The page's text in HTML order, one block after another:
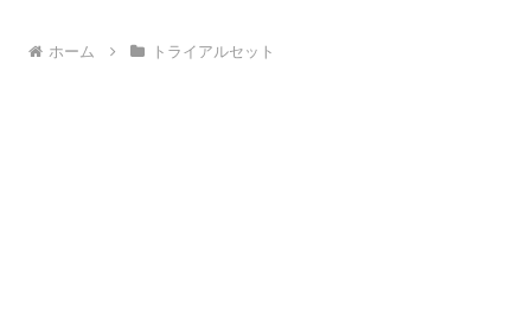
ホーム トライアルセット